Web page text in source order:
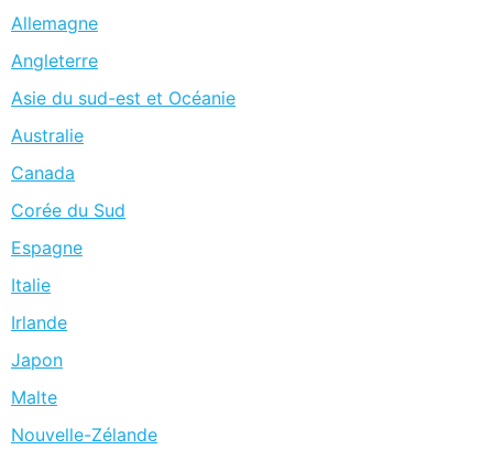
Allemagne
Angleterre
Asie du sud-est et Océanie
Australie
Canada
Corée du Sud
Espagne
Italie
Irlande
Japon
Malte
Nouvelle-Zélande